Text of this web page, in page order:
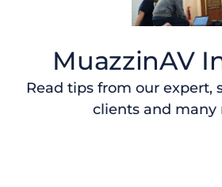
MuazzinAV
Read tips from our expert,
clients and many